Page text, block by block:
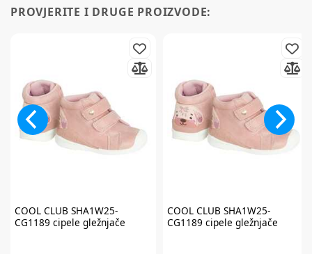
PROVJERITE I DRUGE PROIZVODE:
COOL CLUB SHA1W25-
CG1189 cipele gležnjače
COOL CLUB SHA1W25-
CG1189 cipele gležnjače
Želim primati newsletter
PRIJAVITE SE
*Prijavom na newsletter pristajete da vam tvrtka AKIDS HR d.o.o. može
slati razne personalizirane komercijalne poruke na vašu e-mail adresu te
da se slažete sopćim uvjetima.
* Promo kod za popust zaprimit ćete e-mailom u roku od 24 sata od prijave.
akcijama i klupskim pogodnostima. Popusti se ne zbrajaju.Promo kod za
popust vrijedi 30 dana.